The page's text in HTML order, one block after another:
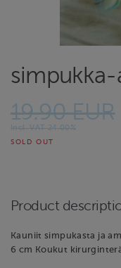
19.90 EUR
Incl. VAT 24.00%
SOLD OUT
Product
Kauniit simpukasta ja
6 cm Koukut